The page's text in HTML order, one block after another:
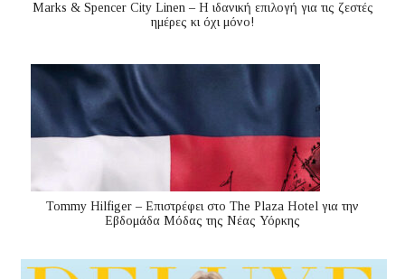
Marks & Spencer City Linen – Η ιδανική επιλογή για τις ζεστές
ημέρες κι όχι μόνο!
Tommy Hilfiger – Επιστρέφει στο The Plaza Hotel για την
Εβδομάδα Μόδας της Νέας Υόρκης